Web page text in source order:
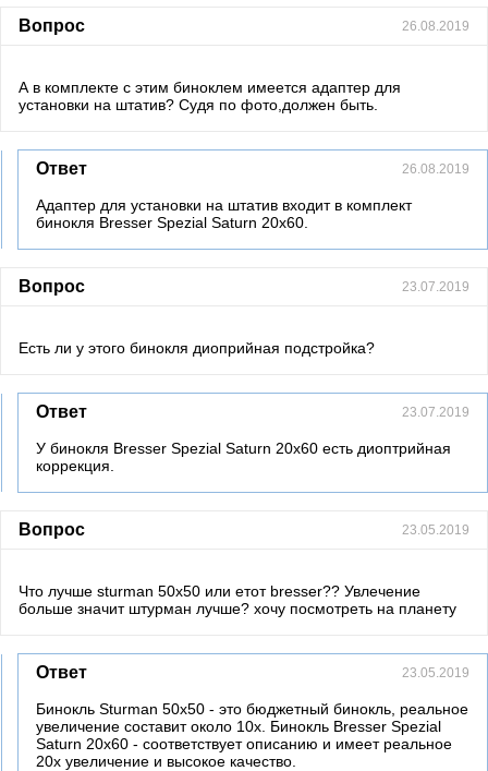
Вопрос 26.08.2019
А в комплекте с этим биноклем имеется адаптер для
установки на штатив? Судя по фото,должен быть.
Ответ 26.08.2019
Адаптер для установки на штатив входит в комплект
бинокля Bresser Spezial Saturn 20x60.
Вопрос 23.07.2019
Есть ли у этого бинокля диоприйная подстройка?
Ответ 23.07.2019
У бинокля Bresser Spezial Saturn 20x60 есть диоптрийная
коррекция.
Вопрос 23.05.2019
Что лучше sturman 50x50 или етот bresser?? Увлечение
больше значит штурман лучше? хочу посмотреть на планету
Ответ 23.05.2019
Бинокль Sturman 50x50 - это бюджетный бинокль, реальное
увеличение составит около 10х. Бинокль Bresser Spezial
Saturn 20x60 - соответствует описанию и имеет реальное
20х увеличение и высокое качество.